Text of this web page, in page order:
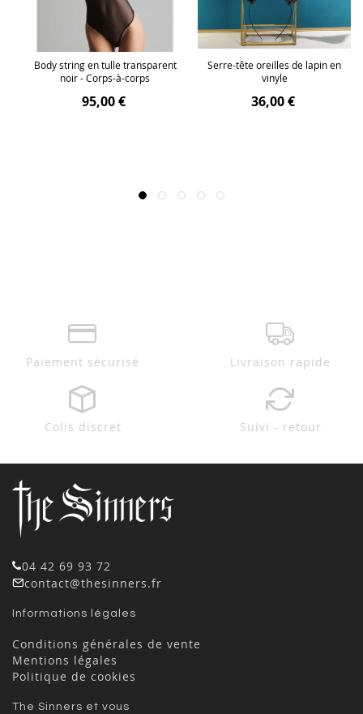
Body string en tulle transparent
noir - Corps-à-corps
95,00 €
Serre-tête oreilles de lapin en
vinyle
36,00 €
Paiement sécurisé Livraison rapide
Colis discret Suivi - retour
04 42 69 93 72
contact@thesinners.fr
Informations légales
Conditions générales de vente
Mentions légales
Politique de cookies
The Sinners et vous